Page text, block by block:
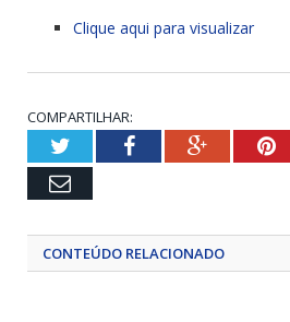
Clique aqui para visualizar
COMPARTILHAR:
TwitterFacebookGoogle+
Email
CONTEÚDO RELACIONADO